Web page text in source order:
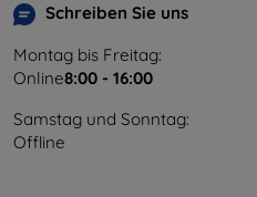
Schreiben Sie uns
Montag bis Freitag:
Online8:00 - 16:00
Samstag und Sonntag:
Offline